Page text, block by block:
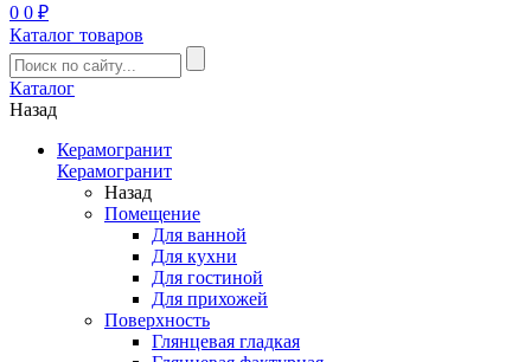
0 0 ₽
Каталог товаров
Каталог
Назад
Керамогранит
Керамогранит
Назад
Помещение
Для ванной
Для кухни
Для гостиной
Для прихожей
Поверхность
Глянцевая гладкая